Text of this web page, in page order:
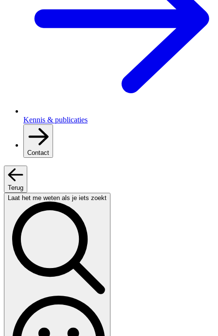
Kennis & publicaties
Contact
Terug
Laat het me weten als je iets zoekt